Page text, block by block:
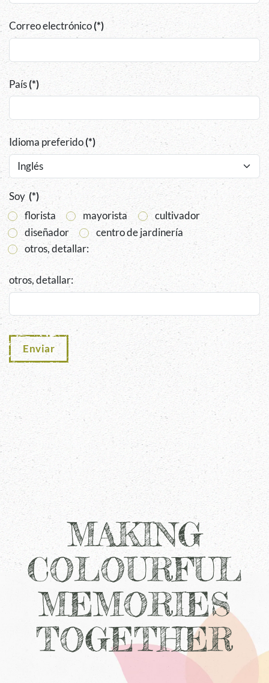
Correo electrónico(*)
País(*)
Idioma preferido(*)
Soy(*)
florista
mayorista
cultivador
diseñador
centro de jardinería
otros, detallar:
otros, detallar:
Enviar
MAKING
COLOURFUL
MEMORIES
TOGETHER